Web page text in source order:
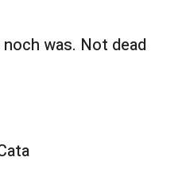
was. Not dead